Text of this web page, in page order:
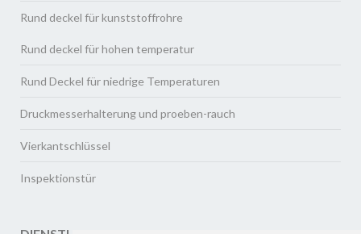
Rund deckel für kunststoffrohre
Rund deckel für hohen temperatur
Rund Deckel für niedrige Temperaturen
Druckmesserhalterung und proeben-rauch
Vierkantschlüssel
Inspektionstür